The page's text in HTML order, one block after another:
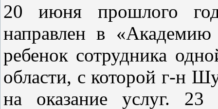
20 июня прошлого
направлен в
ребенок сотрудника
области, с которой г-н
на оказание услуг. 23